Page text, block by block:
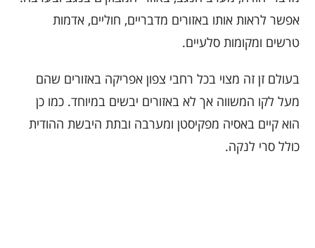
אפשר לראות אותו באזורים מדבריים, חוליים, אדמות
טרשים ומקומות סלעיים.
בעולם זן זה מצוי בכל רחבי צפון אפריקה באזורים שהם
מעל לקו המשווה אך לא באזורים יבשים במיוחד. כמו כן
הוא קיים באסיה מפקיסטן ומערבה ובתת היבשת ההודית
כולל סרי לנקה.